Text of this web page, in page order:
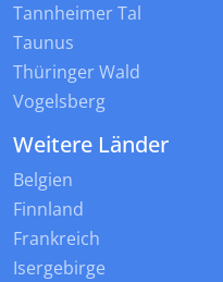
Tannheimer Tal
Taunus
Thüringer Wald
Vogelsberg
Weitere Länder
Belgien
Finnland
Frankreich
Isergebirge